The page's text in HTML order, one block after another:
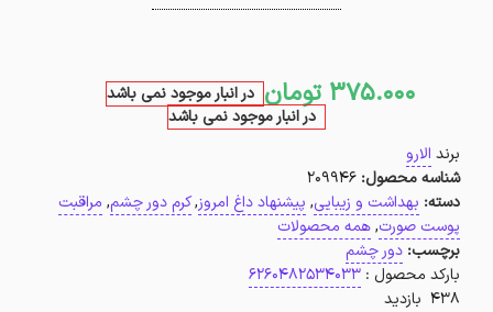
375.000 تومان در انبار موجود نمی باشد
در انبار موجود نمی باشد
برند الارو
شناسه محصول: 209946
دسته: بهداشت و زیبایی, پیشنهاد داغ امروز,کرم دور چشم, مراقبت
پوست صورت,همه محصولات
برچسب: دور چشم
بارکد محصول : 6260482534033
438 بازدید